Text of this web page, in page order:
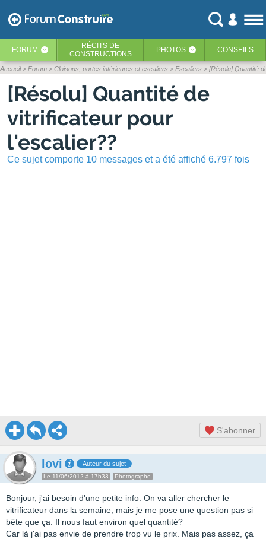
FORUM ‹ RÉCITS DE
CONSTRUCTIONS
PHOTOS ‹ CONSEILS
Accueil Forum Cloisons, portes intérieures et escaliers Escaliers [Résolu] Quantité
[Résolu] Quantité de
vitrificateur pour
l'escalier??
Ce sujet comporte 10 messages et a été affiché 6.797 fois
S'abonner
lovi Auteur du sujet
Le 11/06/2012 à 17h33 Photographe
Bonjour, j'ai besoin d'une petite info. On va aller chercher le
vitrificateur dans la semaine, mais je me pose une question pas si
bête que ça. Il nous faut environ quel quantité?
Car là j'ai pas envie de prendre trop vu le prix. Mais pas assez, ça